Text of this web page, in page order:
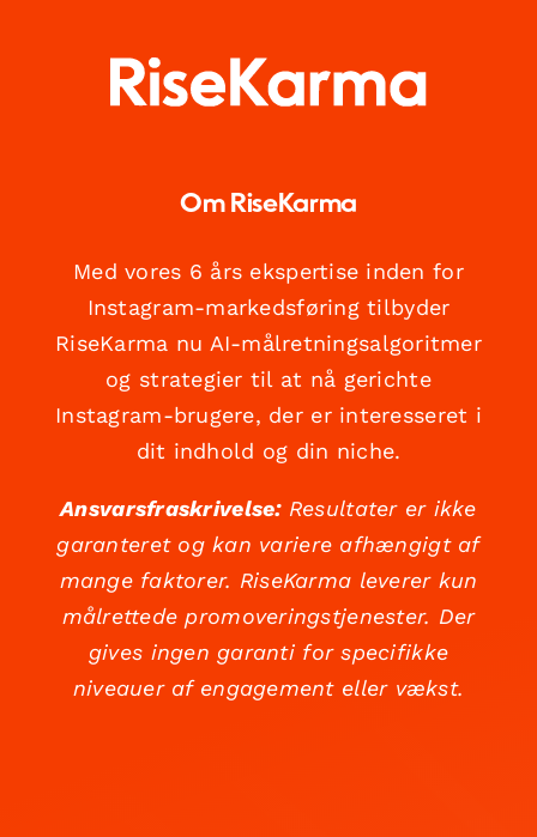
Om RiseKarma
Med vores 6 års ekspertise inden for
Instagram-markedsføring tilbyder
RiseKarma nu AI-målretningsalgoritmer
og strategier til at nå gerichte
Instagram-brugere, der er interesseret i
dit indhold og din niche.
Ansvarsfraskrivelse:Resultater er ikke
garanteret og kan variere afhængigt af
mange faktorer. RiseKarma leverer kun
målrettede promoveringstjenester. Der
gives ingen garanti for specifikke
niveauer af engagement eller vækst.